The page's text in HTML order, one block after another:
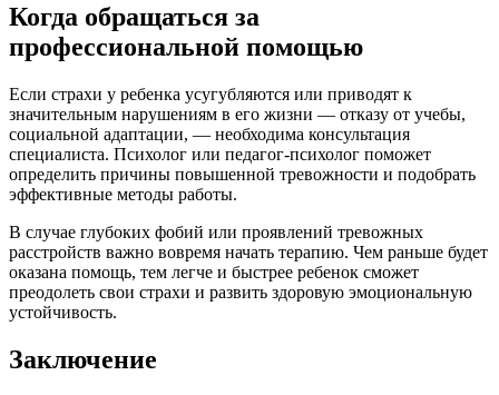
Когда обращаться за
профессиональной помощью
Если страхи у ребенка усугубляются или приводят к
значительным нарушениям в его жизни — отказу от учебы,
социальной адаптации, — необходима консультация
специалиста. Психолог или педагог-психолог поможет
определить причины повышенной тревожности и подобрать
эффективные методы работы.
В случае глубоких фобий или проявлений тревожных
расстройств важно вовремя начать терапию. Чем раньше будет
оказана помощь, тем легче и быстрее ребенок сможет
преодолеть свои страхи и развить здоровую эмоциональную
устойчивость.
Заключение